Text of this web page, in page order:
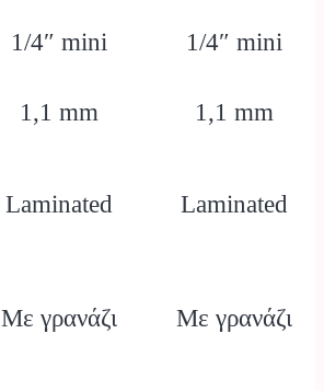
1/4″ mini
1/4″ mini
1,1 mm 1,1 mm
Laminated Laminated
Με γρανάζι Με γρανάζι